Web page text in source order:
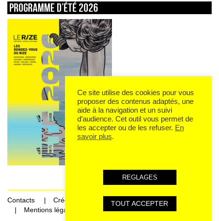
Programme d’été 2026
Contacts
Crédits
Mentions légales et données personnelles
Ce site utilise des cookies pour vous
proposer des contenus adaptés, une
aide à la navigation et un suivi
d’audience. Cet outil vous permet de
les accepter ou de les refuser. En
savoir plus.
REGLAGES
TOUT ACCEPTER